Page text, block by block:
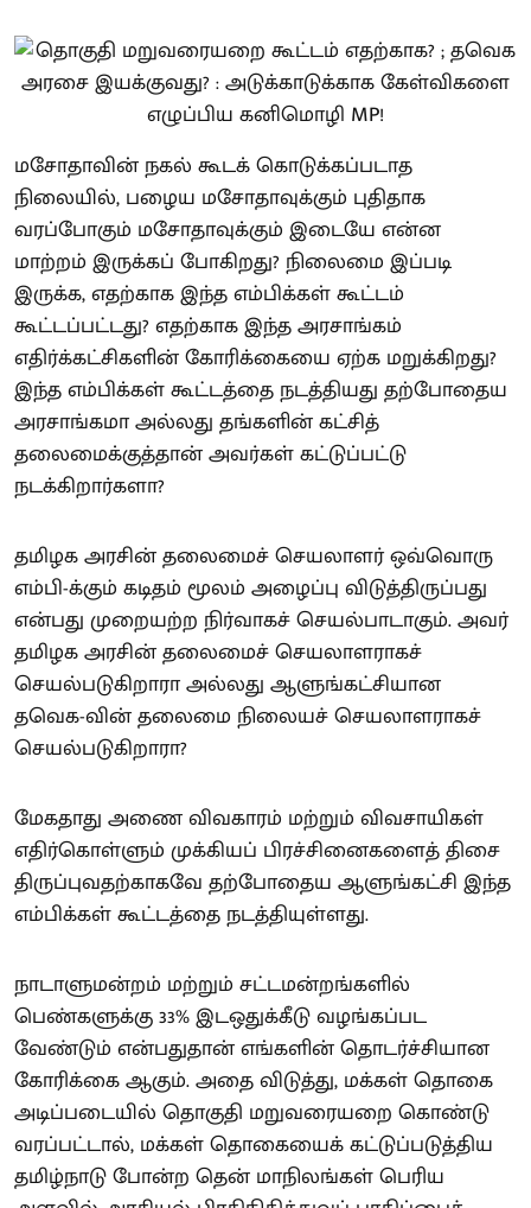
மசோதாவின் நகல் கூடக் கொடுக்கப்படாத
நிலையில், பழைய மசோதாவுக்கும் புதிதாக
வரப்போகும் மசோதாவுக்கும் இடையே என்ன
மாற்றம் இருக்கப் போகிறது? நிலைமை இப்படி
இருக்க, எதற்காக இந்த எம்பிக்கள் கூட்டம்
கூட்டப்பட்டது? எதற்காக இந்த அரசாங்கம்
எதிர்க்கட்சிகளின் கோரிக்கையை ஏற்க மறுக்கிறது?
இந்த எம்பிக்கள் கூட்டத்தை நடத்தியது தற்போதைய
அரசாங்கமா அல்லது தங்களின் கட்சித்
தலைமைக்குத்தான் அவர்கள் கட்டுப்பட்டு
நடக்கிறார்களா?
தமிழக அரசின் தலைமைச் செயலாளர் ஒவ்வொரு
எம்பி-க்கும் கடிதம் மூலம் அழைப்பு விடுத்திருப்பது
என்பது முறையற்ற நிர்வாகச் செயல்பாடாகும். அவர்
தமிழக அரசின் தலைமைச் செயலாளராகச்
செயல்படுகிறாரா அல்லது ஆளுங்கட்சியான
தவெக-வின் தலைமை நிலையச் செயலாளராகச்
செயல்படுகிறாரா?
மேகதாது அணை விவகாரம் மற்றும் விவசாயிகள்
எதிர்கொள்ளும் முக்கியப் பிரச்சினைகளைத் திசை
திருப்புவதற்காகவே தற்போதைய ஆளுங்கட்சி இந்த
எம்பிக்கள் கூட்டத்தை நடத்தியுள்ளது.
நாடாளுமன்றம் மற்றும் சட்டமன்றங்களில்
பெண்களுக்கு 33% இடஒதுக்கீடு வழங்கப்பட
வேண்டும் என்பதுதான் எங்களின் தொடர்ச்சியான
கோரிக்கை ஆகும். அதை விடுத்து, மக்கள் தொகை
அடிப்படையில் தொகுதி மறுவரையறை கொண்டு
வரப்பட்டால், மக்கள் தொகையைக் கட்டுப்படுத்திய
தமிழ்நாடு போன்ற தென் மாநிலங்கள் பெரிய